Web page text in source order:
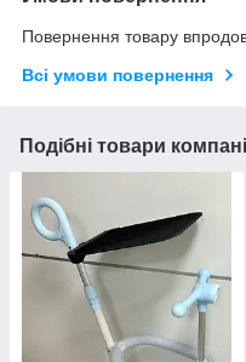
Повернення товару
Всі умови повернення
Подібні товари